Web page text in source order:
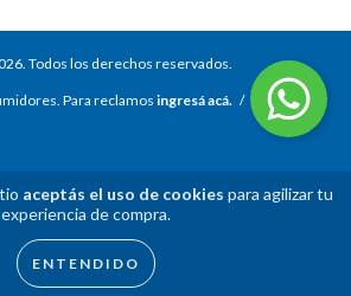
aceptás el uso de cookies para agilizar tu
experiencia de compra.
ENTENDIDO
Todos los derechos reservados.
Para reclamos ingresá acá. /
Botón de